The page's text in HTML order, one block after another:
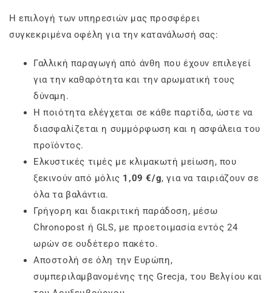
Η επιλογή των υπηρεσιών μας προσφέρει
συγκεκριμένα οφέλη για την κατανάλωσή σας:
Γαλλική παραγωγή από άνθη που έχουν επιλεγεί
για την καθαρότητα και την αρωματική τους
δύναμη.
Η ποιότητα ελέγχεται σε κάθε παρτίδα, ώστε να
διασφαλίζεται η συμμόρφωση και η ασφάλεια του
προϊόντος.
Ελκυστικές τιμές με κλιμακωτή μείωση, που
ξεκινούν από μόλις 1,09 €/g, για να ταιριάζουν σε
όλα τα βαλάντια.
Γρήγορη και διακριτική παράδοση, μέσω
Chronopost ή GLS, με προετοιμασία εντός 24
ωρών σε ουδέτερο πακέτο.
Αποστολή σε όλη την Ευρώπη,
συμπεριλαμβανομένης της Grecja, του Βελγίου και